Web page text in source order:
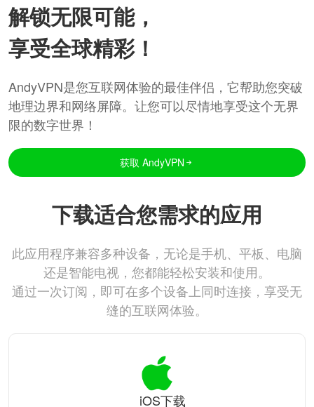
解锁无限可能，
享受全球精彩！
AndyVPN是您互联网体验的最佳伴侣，它帮助您突破
地理边界和网络屏障。让您可以尽情地享受这个无界
限的数字世界！
获取 AndyVPN
下载适合您需求的应用
此应用程序兼容多种设备，无论是手机、平板、电脑
还是智能电视，您都能轻松安装和使用。
通过一次订阅，即可在多个设备上同时连接，享受无
缝的互联网体验。
iOS下载